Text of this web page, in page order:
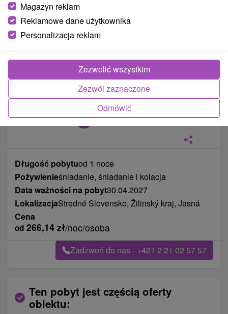
Zdjęcia od klientów+6
Długość pobytuod 1 noce
Pożywienieśniadanie, śniadanie i kolacja
Data ważności na pobyt30.04.2027
LokalizacjaStredné Slovensko, Žilinský kraj, Jasná
Cena
od 266,14 zł/noc/osoba
Zadzwoń do nas - +421 2 21 02 57 57
Ten pobyt jest częścią oferty
obiektu:
Magazyn reklam
Reklamowe dane użytkownika
Personalizacja reklam
Odmówić
Zezwól zaznaczone
Zezwolić wszystkim